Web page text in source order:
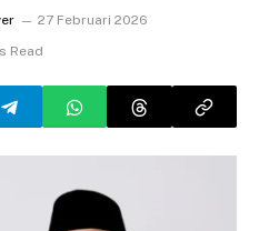
27 Februari 2026
Read